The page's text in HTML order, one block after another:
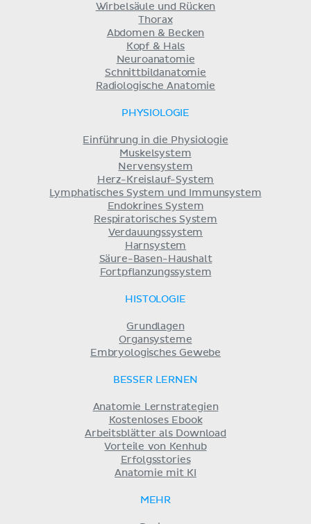
Wirbelsäule und Rücken
Thorax
Abdomen & Becken
Kopf & Hals
Neuroanatomie
Schnittbildanatomie
Radiologische Anatomie
PHYSIOLOGIE
Einführung in die Physiologie
Muskelsystem
Nervensystem
Herz-Kreislauf-System
Lymphatisches System und Immunsystem
Endokrines System
Respiratorisches System
Verdauungssystem
Harnsystem
Säure-Basen-Haushalt
Fortpflanzungssystem
HISTOLOGIE
Grundlagen
Organsysteme
Embryologisches Gewebe
BESSER LERNEN
Anatomie Lernstrategien
Kostenloses Ebook
Arbeitsblätter als Download
Vorteile von Kenhub
Erfolgsstories
Anatomie mit KI
MEHR